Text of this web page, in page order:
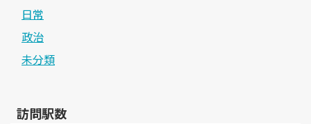
日常
政治
未分類
訪問駅数